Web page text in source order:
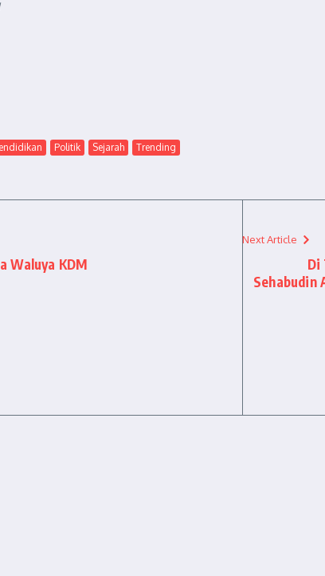
Politik Sejarah Trending
Waluya KDM
Next Article
Di
Sehabudin